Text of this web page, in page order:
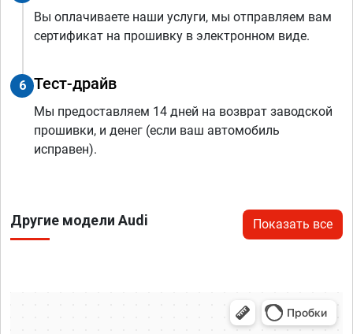
Вы оплачиваете наши услуги, мы отправляем вам
сертификат на прошивку в электронном виде.
6 Тест-драйв
Мы предоставляем 14 дней на возврат заводской
прошивки, и денег (если ваш автомобиль
исправен).
Другие модели Audi Показать все